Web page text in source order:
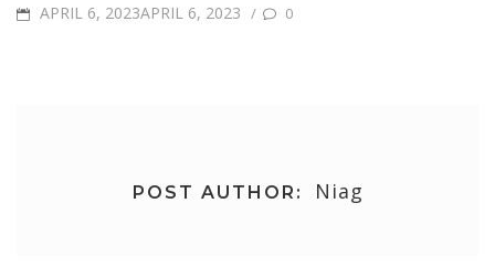
POSTED
APRIL 6, 2023APRIL 6, 2023 / 0
POST AUTHOR: Niag